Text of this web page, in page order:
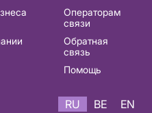
Операторам
связи
Обратная
связь
Помощь
RU BE EN